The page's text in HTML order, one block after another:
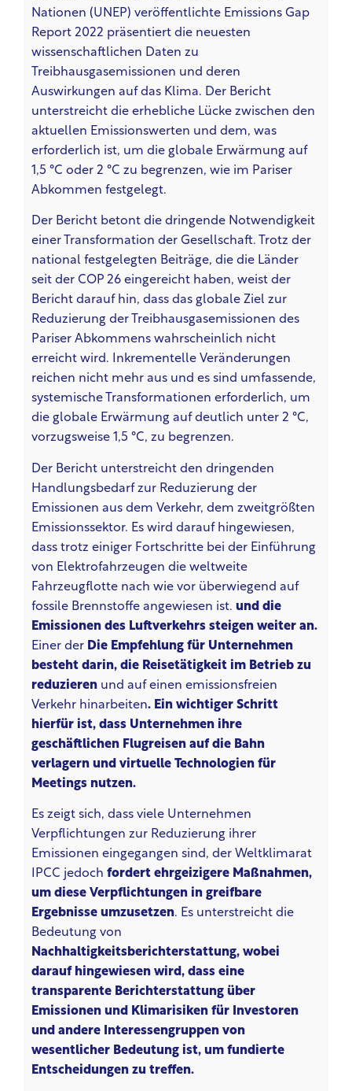
Nationen (UNEP) veröffentlichte Emissions Gap
Report 2022 präsentiert die neuesten
wissenschaftlichen Daten zu
Treibhausgasemissionen und deren
Auswirkungen auf das Klima. Der Bericht
unterstreicht die erhebliche Lücke zwischen den
aktuellen Emissionswerten und dem, was
erforderlich ist, um die globale Erwärmung auf
1,5 °C oder 2 °C zu begrenzen, wie im Pariser
Abkommen festgelegt.
Der Bericht betont die dringende Notwendigkeit
einer Transformation der Gesellschaft. Trotz der
national festgelegten Beiträge, die die Länder
seit der COP 26 eingereicht haben, weist der
Bericht darauf hin, dass das globale Ziel zur
Reduzierung der Treibhausgasemissionen des
Pariser Abkommens wahrscheinlich nicht
erreicht wird. Inkrementelle Veränderungen
reichen nicht mehr aus und es sind umfassende,
systemische Transformationen erforderlich, um
die globale Erwärmung auf deutlich unter 2 °C,
vorzugsweise 1,5 °C, zu begrenzen.
Der Bericht unterstreicht den dringenden
Handlungsbedarf zur Reduzierung der
Emissionen aus dem Verkehr, dem zweitgrößten
Emissionssektor. Es wird darauf hingewiesen,
dass trotz einiger Fortschritte bei der Einführung
von Elektrofahrzeugen die weltweite
Fahrzeugflotte nach wie vor überwiegend auf
fossile Brennstoffe angewiesen ist. und die
Emissionen des Luftverkehrs steigen weiter an.
Einer der Die Empfehlung für Unternehmen
besteht darin, die Reisetätigkeit im Betrieb zu
reduzieren und auf einen emissionsfreien
Verkehr hinarbeiten. Ein wichtiger Schritt
hierfür ist, dass Unternehmen ihre
geschäftlichen Flugreisen auf die Bahn
verlagern und virtuelle Technologien für
Meetings nutzen.
Es zeigt sich, dass viele Unternehmen
Verpflichtungen zur Reduzierung ihrer
Emissionen eingegangen sind, der Weltklimarat
IPCC jedoch fordert ehrgeizigere Maßnahmen,
um diese Verpflichtungen in greifbare
Ergebnisse umzusetzen. Es unterstreicht die
Bedeutung von
Nachhaltigkeitsberichterstattung, wobei
darauf hingewiesen wird, dass eine
transparente Berichterstattung über
Emissionen und Klimarisiken für Investoren
und andere Interessengruppen von
wesentlicher Bedeutung ist, um fundierte
Entscheidungen zu treffen.